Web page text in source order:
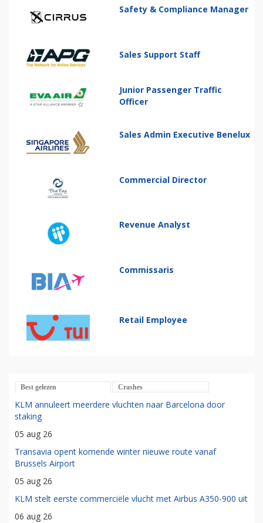
Safety & Compliance Manager
Sales Support Staff
Junior Passenger Traffic
Officer
Sales Admin Executive Benelux
Commercial Director
Revenue Analyst
Commissaris
Retail Employee
Best gelezen Crashes
KLM annuleert meerdere vluchten naar Barcelona door
staking
05 aug 26
Transavia opent komende winter nieuwe route vanaf
Brussels Airport
05 aug 26
KLM stelt eerste commerciële vlucht met Airbus A350-900 uit
06 aug 26